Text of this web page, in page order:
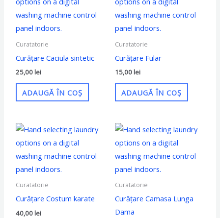
Curatatorie
Curățare Caciula sintetic
25,00 lei
ADAUGĂ ÎN COȘ
Curatatorie
Curățare Fular
15,00 lei
ADAUGĂ ÎN COȘ
Curatatorie
Curățare Costum karate
40,00lei
Curatatorie
Curățare Camasa Lunga
Dama